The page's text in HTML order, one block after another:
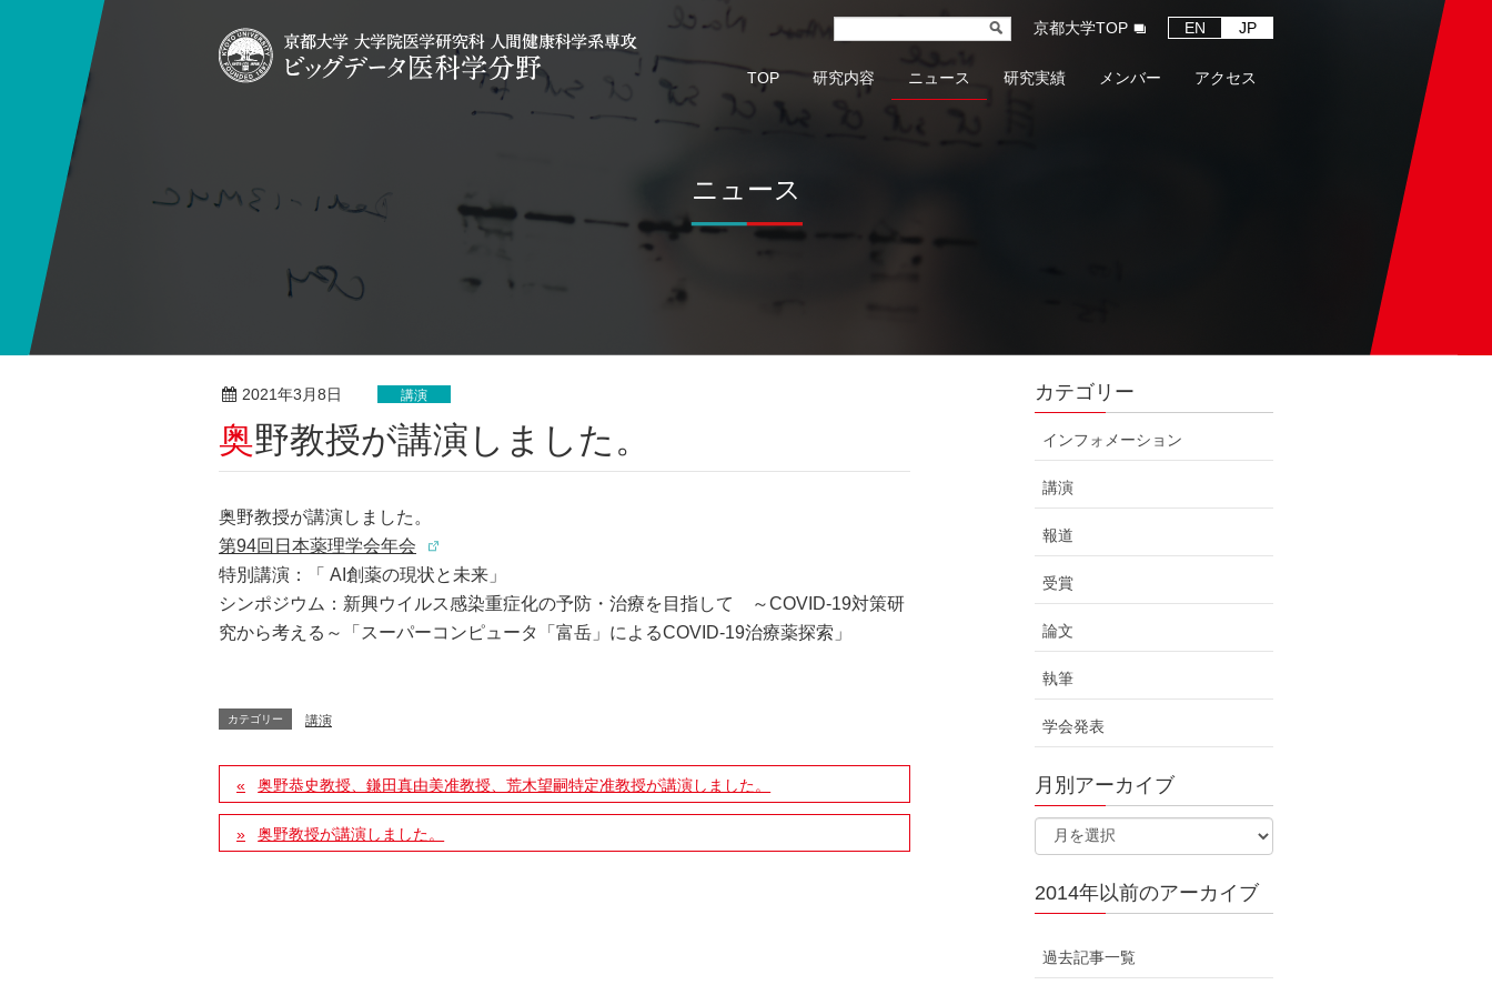
京都大学TOP EN JP
TOP 研究内容 ニュース 研究実績 メンバー アクセス
ニュース
2021年3月8日 講演
奥野教授が講演しました。
奥野教授が講演しました。
第94回日本薬理学会年会
特別講演：「 AI創薬の現状と未来」
シンポジウム： 新興ウイルス感染重症化の予防・治療を目指して ～COVID-19対策研
究から考える～「スーパーコンピュータ「富岳」によるCOVID-19治療薬探索」
カテゴリー 講演
奥野恭史教授、鎌田真由美准教授、荒木望嗣特定准教授が講演しました。
奥野教授が講演しました。
カテゴリー
インフォメーション
講演
報道
受賞
論文
執筆
学会発表
月別アーカイブ
2014年以前のアーカイブ
過去記事一覧